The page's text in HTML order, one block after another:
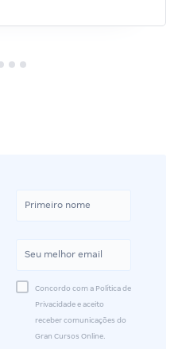
Concordo com a Política de
Privacidade e aceito
receber comunicações do
Gran Cursos Online.